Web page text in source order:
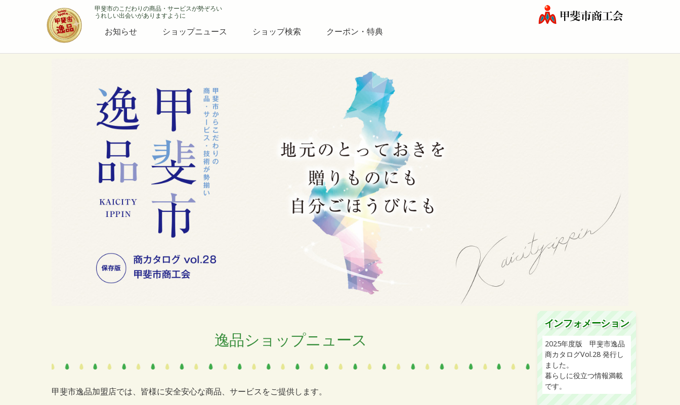
甲斐市のこだわりの商品・サービスが勢ぞろい
うれしい出会いがありますように
お知らせ
ショップニュース ショップ検索 クーポン・特典
逸品ショップニュース
甲斐市逸品加盟店では、皆様に安全安心な商品、サービスをご提供します。
インフォメーション
2025年度版 甲斐市逸品
商カタログVol.28 発行し
ました。
暮らしに役立つ情報満載
です。